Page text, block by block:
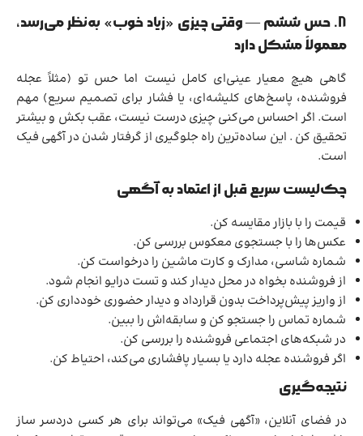
8. حس ششم — وقتی چیزی «زیاد خوب» به‌نظر می‌رسد،
معمولاً مشکل دارد
گاهی هیچ معیار عینی‌ای کامل نیست اما حس تو (مثلاً عجله
فروشنده، پاسخ‌های کلیشه‌ای، یا فشار برای تصمیم سریع) مهم
است. اگر احساس می‌کنی چیزی درست نیست، عقب بکش و بیشتر
تحقیق کن . این ساده‌ترین راه جلوگیری از گرفتار شدن در آگهی فیک
است.
چک‌لیست سریع قبل از اعتماد به آگهی
قیمت را با بازار مقایسه کن.
عکس‌ها را با جستجوی معکوس بررسی کن.
شماره شاسی، مدارک و کارت ماشین را درخواست کن.
از فروشنده بخواه در محل دیدار کند و تست درایو انجام شود.
از واریز پیش‌پرداخت بدون قرارداد و دیدار حضوری خودداری کن.
شماره تماس را جستجو کن و سابقه‌اش را ببین.
در شبکه‌های اجتماعی فروشنده را بررسی کن.
اگر فروشنده عجله دارد یا بسیار پافشاری می‌کند، احتیاط کن.
نتیجه‌گیری
در فضای آنلاین، «آگهی فیک» می‌تواند برای هر کسی دردسر ساز